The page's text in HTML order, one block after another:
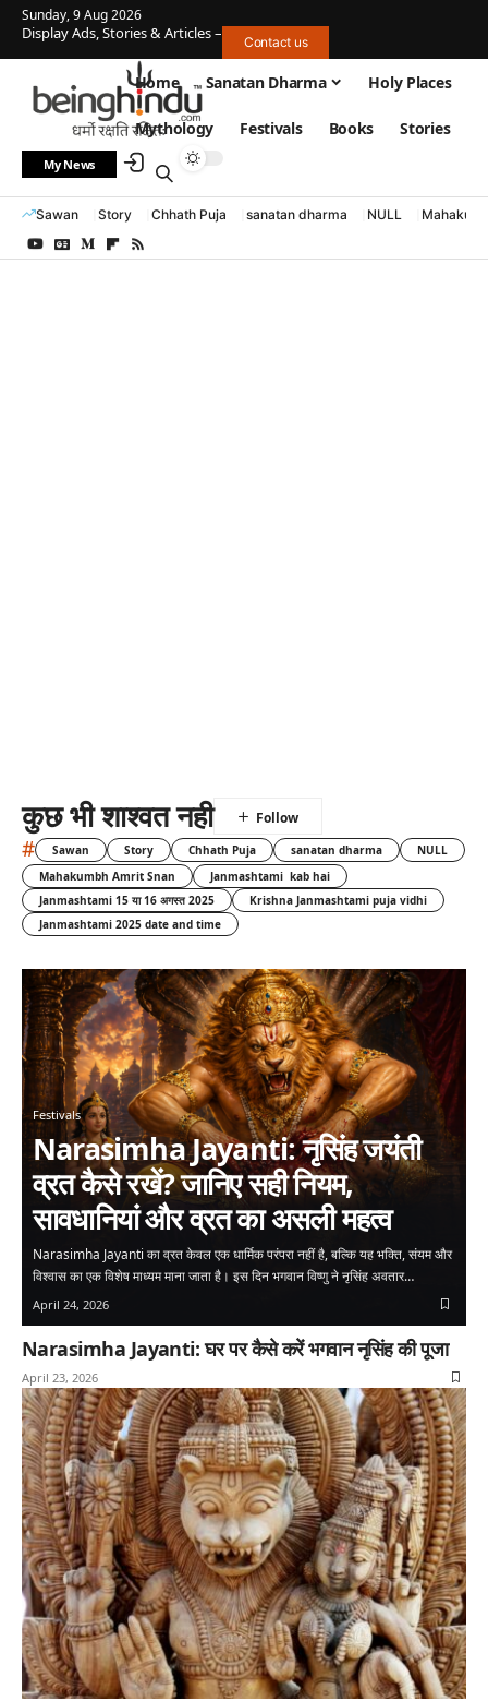
Sunday, 9 Aug 2026
Display Ads, Stories & Articles – Contact us
Home Sanatan Dharma Holy Places
Mythology Festivals Books Stories
My News
Sawan Story Chhath Puja sanatan dharma NULL
कुछ भी शाश्वत नही
# Sawan Story Chhath Puja sanatan dharma
NULL
Mahakumbh Amrit Snan
Janmashtami kab hai
Janmashtami 15 या 16 अगस्त 2025
Krishna Janmashtami puja vidhi
Janmashtami 2025 date and time
Festivals
Narasimha Jayanti: नृसिंह जयंती
व्रत कैसे रखें? जानिए सही नियम,
सावधानियां और व्रत का असली महत्व
Narasimha Jayanti का व्रत केवल एक धार्मिक परंपरा नहीं है, बल्कि यह भक्ति, संयम और
विश्वास का एक विशेष माध्यम माना जाता है। इस दिन भगवान विष्णु ने नृसिंह अवतार…
April 24, 2026
Narasimha Jayanti: घर पर कैसे करें भगवान नृसिंह की पूजा
April 23, 2026